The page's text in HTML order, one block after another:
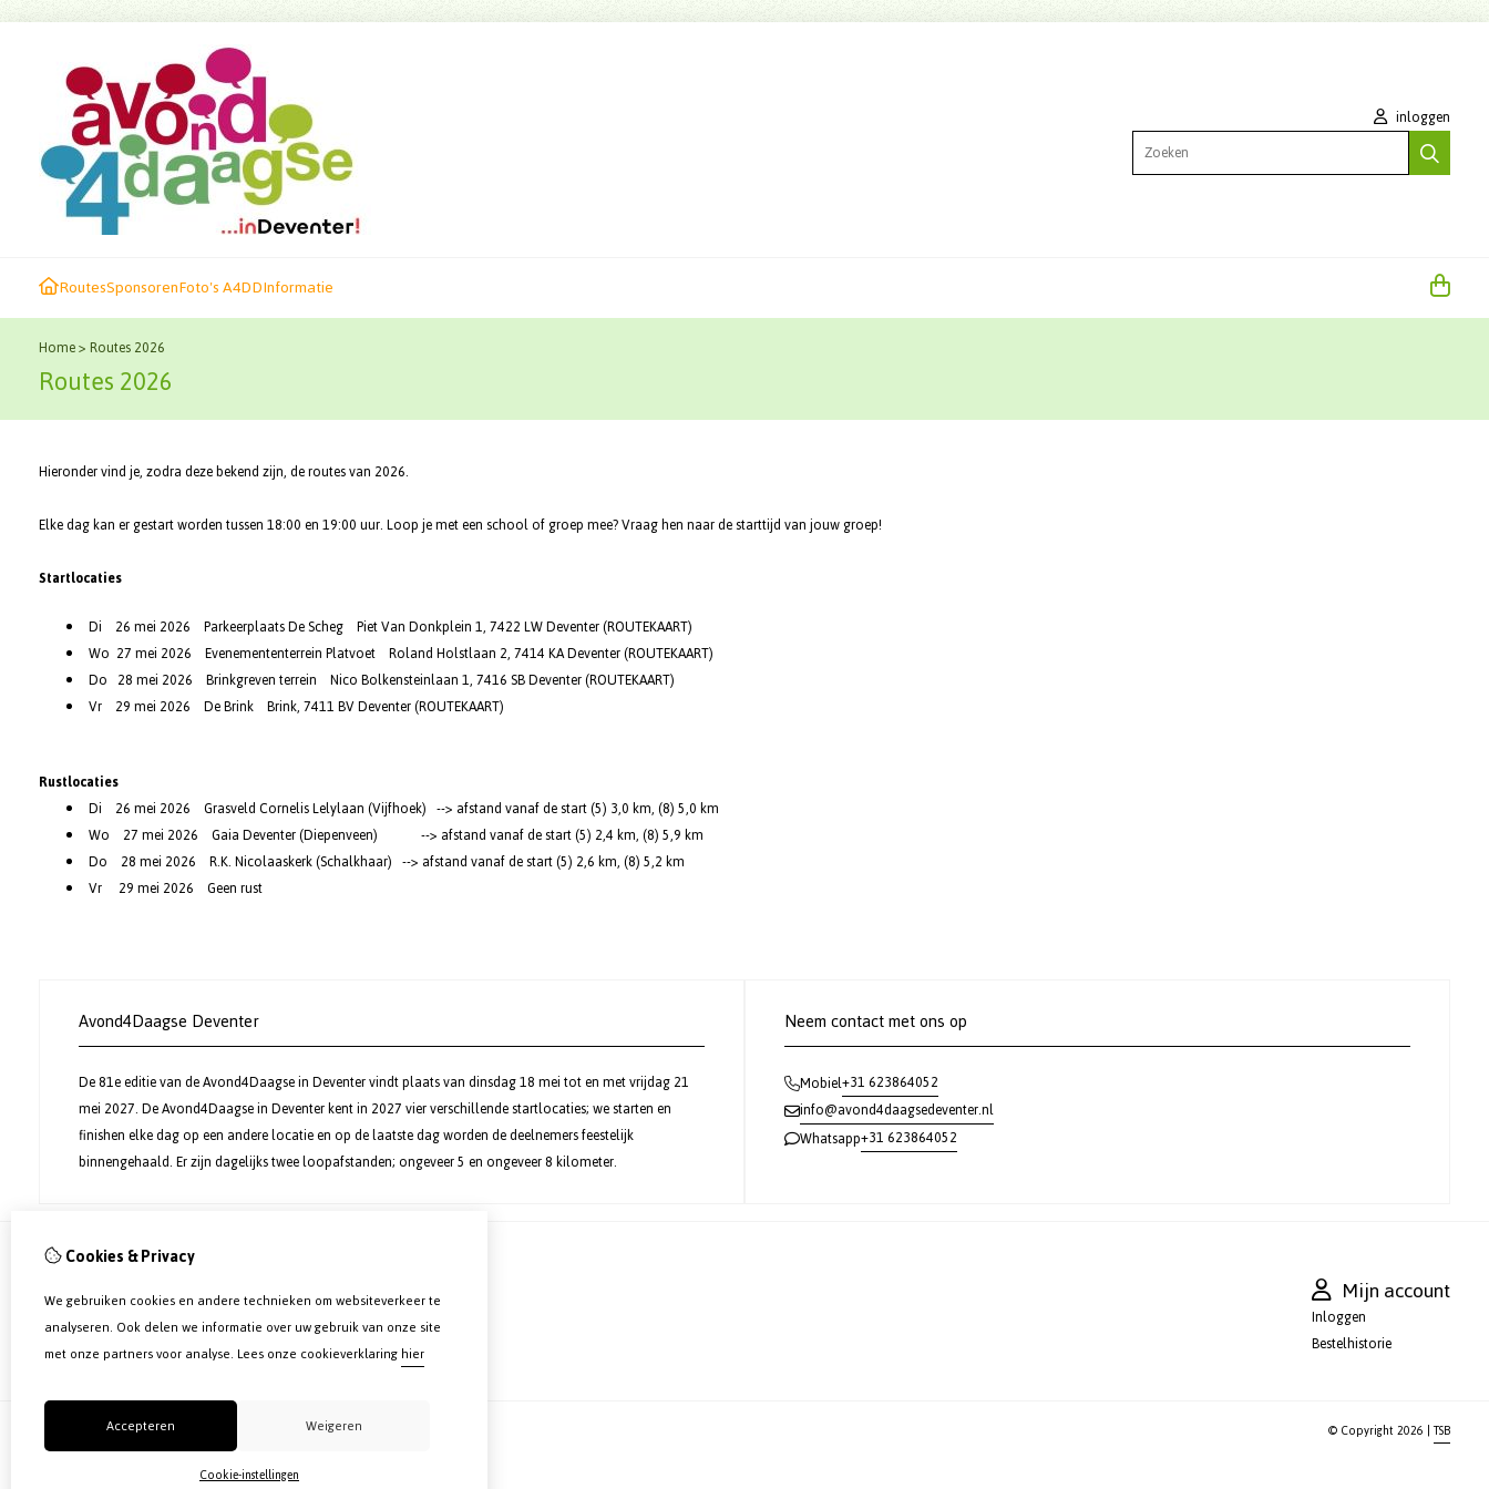
inloggen
Zoeken
RoutesSponsorenFoto's A4DDInformatie
Home>Routes 2026
Routes 2026
Hieronder vind je, zodra deze bekend zijn, de routes van 2026.
Elke dag kan er gestart worden tussen 18:00 en 19:00 uur. Loop je met een school of groep mee? Vraag hen naar de starttijd van jouw groep!
Startlocaties
Di 26 mei 2026 Parkeerplaats De Scheg Piet Van Donkplein 1, 7422 LW Deventer (ROUTEKAART)
Wo 27 mei 2026 Evenemententerrein Platvoet Roland Holstlaan 2, 7414 KA Deventer (ROUTEKAART)
Do 28 mei 2026 Brinkgreven terrein Nico Bolkensteinlaan 1, 7416 SB Deventer (ROUTEKAART)
Vr 29 mei 2026 De Brink Brink, 7411 BV Deventer (ROUTEKAART)
Rustlocaties
Di 26 mei 2026 Grasveld Cornelis Lelylaan (Vijfhoek) --> afstand vanaf de start (5) 3,0 km, (8) 5,0 km
Wo 27 mei 2026 Gaia Deventer (Diepenveen) --> afstand vanaf de start (5) 2,4 km, (8) 5,9 km
Do 28 mei 2026 R.K. Nicolaaskerk (Schalkhaar) --> afstand vanaf de start (5) 2,6 km, (8) 5,2 km
Vr 29 mei 2026 Geen rust
Avond4Daagse Deventer
De 81e editie van de Avond4Daagse in Deventer vindt plaats van dinsdag 18 mei tot en met vrijdag 21
mei 2027. De Avond4Daagse in Deventer kent in 2027 vier verschillende startlocaties; we starten en
finishen elke dag op een andere locatie en op de laatste dag worden de deelnemers feestelijk
binnengehaald. Er zijn dagelijks twee loopafstanden; ongeveer 5 en ongeveer 8 kilometer.
Neem contact met ons op
Mobiel+31 623864052
info@avond4daagsedeventer.nl
Whatsapp+31 623864052
Informatie
Over ons
Routes 2026
Mijn account
Inloggen
Bestelhistorie
© Copyright 2026 |TSB
Cookies & Privacy
We gebruiken cookies en andere technieken om websiteverkeer te
analyseren. Ook delen we informatie over uw gebruik van onze site
met onze partners voor analyse. Lees onze cookieverklaringhier
Accepteren Weigeren
Cookie-instellingen